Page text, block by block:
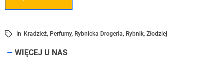
In Kradzież, Perfumy, Rybnicka Drogeria, Rybnik, Złodziej
WIĘCEJ U NAS